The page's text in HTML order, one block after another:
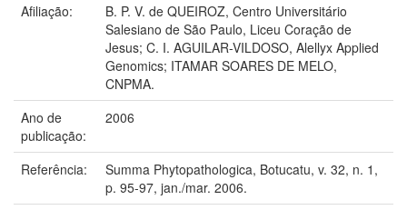
Afiliação:
B. P. V. de QUEIROZ, Centro Universitário
Salesiano de São Paulo, Liceu Coração de
Jesus; C. I. AGUILAR-VILDOSO, Alellyx Applied
Genomics; ITAMAR SOARES DE MELO,
CNPMA.
Ano de
publicação:
2006
Referência:
Summa Phytopathologica, Botucatu, v. 32, n. 1,
p. 95-97, jan./mar. 2006.